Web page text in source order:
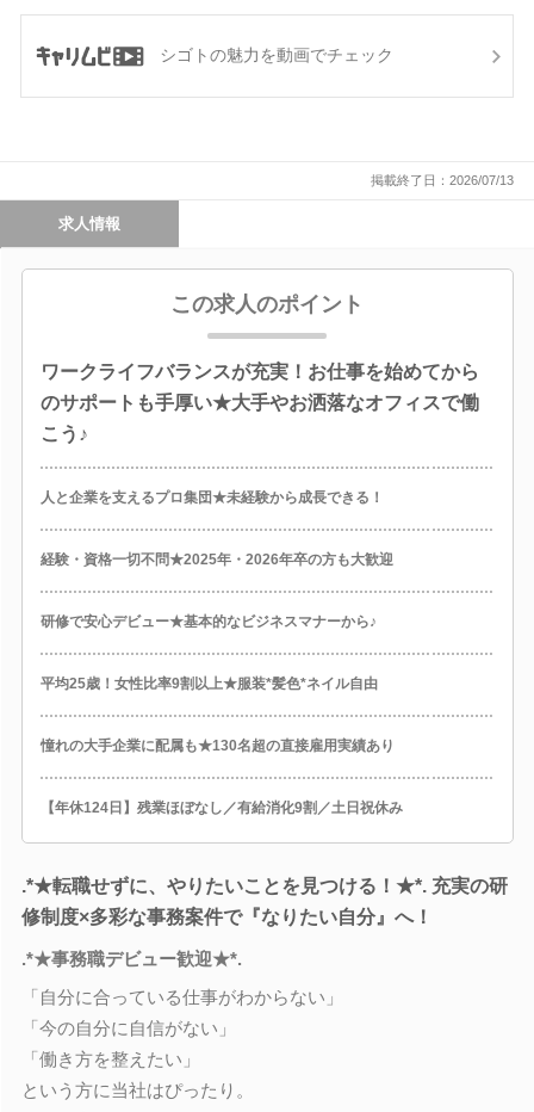
シゴトの魅力を動画でチェック
掲載終了日：2026/07/13
求人情報
この求人のポイント
ワークライフバランスが充実！お仕事を始めてから
のサポートも手厚い★大手やお洒落なオフィスで働
こう♪
人と企業を支えるプロ集団★未経験から成長できる！
経験・資格一切不問★2025年・2026年卒の方も大歓迎
研修で安心デビュー★基本的なビジネスマナーから♪
平均25歳！女性比率9割以上★服装*髪色*ネイル自由
憧れの大手企業に配属も★130名超の直接雇用実績あり
【年休124日】残業ほぼなし／有給消化9割／土日祝休み
.*★転職せずに、やりたいことを見つける！★*. 充実の研
修制度×多彩な事務案件で『なりたい自分』へ！
.*★事務職デビュー歓迎★*.
「自分に合っている仕事がわからない」
「今の自分に自信がない」
「働き方を整えたい」
という方に当社はぴったり。